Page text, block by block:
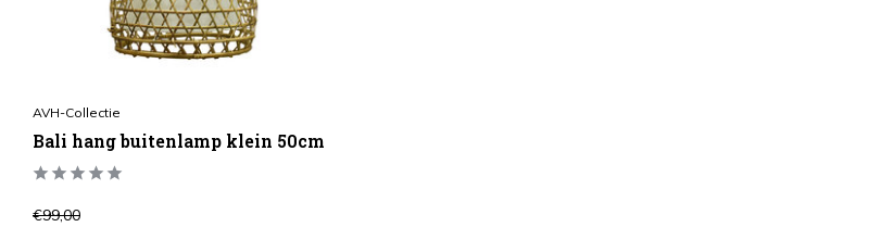
AVH-Collectie
Bali hang buitenlamp klein 50cm
€99,00